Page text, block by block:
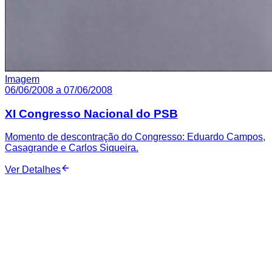
Imagem
06/06/2008 a 07/06/2008
XI Congresso Nacional do PSB
Momento de descontração do Congresso: Eduardo Campos,
Casagrande e Carlos Siqueira.
Ver Detalhes